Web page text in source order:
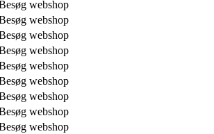
webshop
webshop
webshop
webshop
webshop
webshop
webshop
webshop
webshop